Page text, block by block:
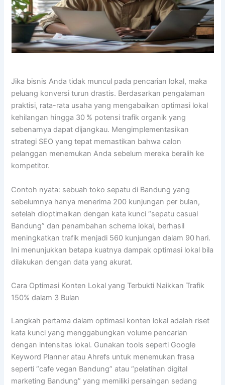
Jika bisnis Anda tidak muncul pada pencarian lokal, maka
peluang konversi turun drastis. Berdasarkan pengalaman
praktisi, rata-rata usaha yang mengabaikan optimasi lokal
kehilangan hingga 30 % potensi trafik organik yang
sebenarnya dapat dijangkau. Mengimplementasikan
strategi SEO yang tepat memastikan bahwa calon
pelanggan menemukan Anda sebelum mereka beralih ke
kompetitor.
Contoh nyata: sebuah toko sepatu di Bandung yang
sebelumnya hanya menerima 200 kunjungan per bulan,
setelah dioptimalkan dengan kata kunci “sepatu casual
Bandung” dan penambahan schema lokal, berhasil
meningkatkan trafik menjadi 560 kunjungan dalam 90 hari.
Ini menunjukkan betapa kuatnya dampak optimasi lokal bila
dilakukan dengan data yang akurat.
Cara Optimasi Konten Lokal yang Terbukti Naikkan Trafik
150% dalam 3 Bulan
Langkah pertama dalam optimasi konten lokal adalah riset
kata kunci yang menggabungkan volume pencarian
dengan intensitas lokal. Gunakan tools seperti Google
Keyword Planner atau Ahrefs untuk menemukan frasa
seperti “cafe vegan Bandung” atau “pelatihan digital
marketing Bandung” yang memiliki persaingan sedang